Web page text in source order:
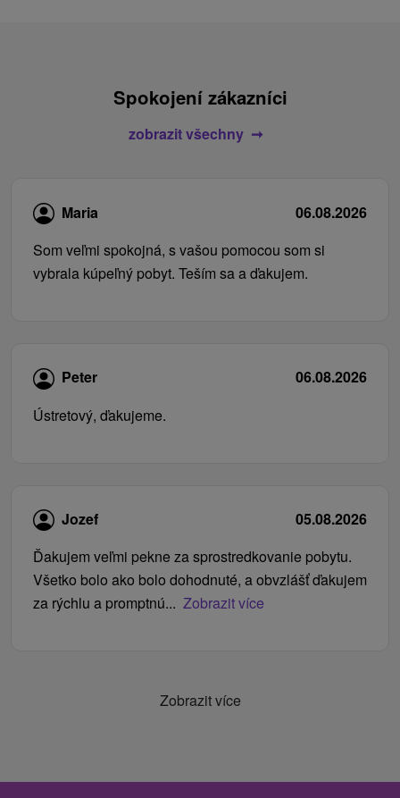
Spokojení zákazníci
zobrazit všechny
Maria
06.08.2026
Som veľmi spokojná, s vašou pomocou som si
vybrala kúpeľný pobyt. Teším sa a ďakujem.
Peter
06.08.2026
Ústretový, ďakujeme.
Jozef
05.08.2026
Ďakujem veľmi pekne za sprostredkovanie pobytu.
Všetko bolo ako bolo dohodnuté, a obvzlášť ďakujem
za rýchlu a promptnú... Zobrazit více
Zobrazit více